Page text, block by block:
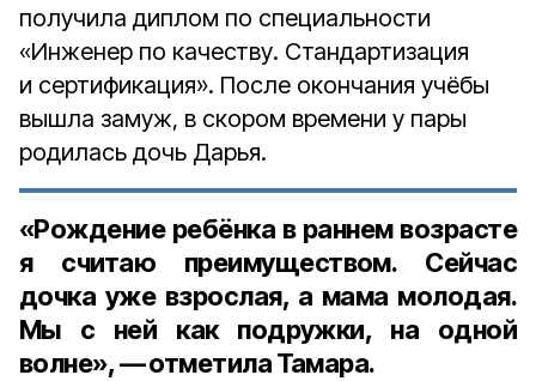
получила диплом по специальности
«Инженер по качеству. Стандартизация
и сертификация». После окончания учёбы
вышла замуж, в скором времени у пары
родилась дочь Дарья.
«Рождение ребёнка в раннем возрасте
я считаю преимуществом. Сейчас
дочка уже взрослая, а мама молодая.
Мы с ней как подружки, на одной
волне», — отметила Тамара.